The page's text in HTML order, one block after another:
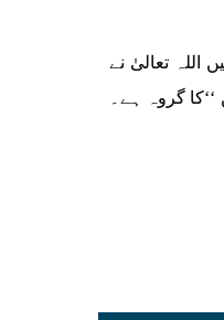
اللہ تعالیٰ نے
گروہ ہے۔